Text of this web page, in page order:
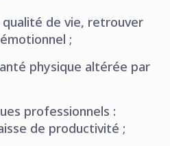
de vie, retrouver
;
physique altérée par
professionnels :
de productivité ;